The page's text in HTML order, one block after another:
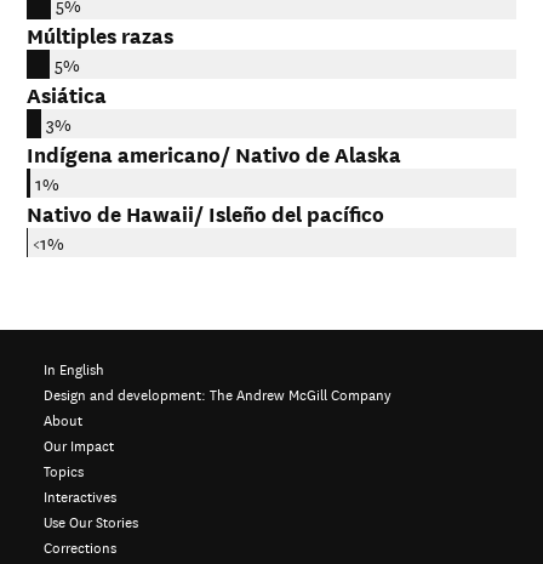
Múltiples razas
5%
Asiática
3%
Indígena americano/ Nativo de Alaska
1%
Nativo de Hawaii/ Isleño del pacífico
<1%
In English
Design and development:The Andrew McGill Company
About
Our Impact
Topics
Interactives
Use Our Stories
Corrections